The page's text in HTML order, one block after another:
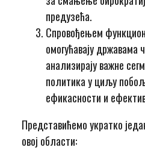
предузећа.
Спровођењем
омогућавају државама
анализирају важне
политика у циљу
ефикасности и
Представићемо укратко
овој области: